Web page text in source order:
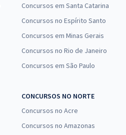
Concursos em Santa Catarina
Concursos no Espírito Santo
Concursos em Minas Gerais
Concursos no Rio de Janeiro
Concursos em São Paulo
CONCURSOS NO NORTE
Concursos no Acre
Concursos no Amazonas